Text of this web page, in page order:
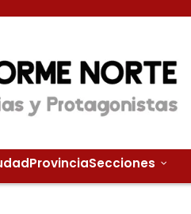
ProvinciaSecciones